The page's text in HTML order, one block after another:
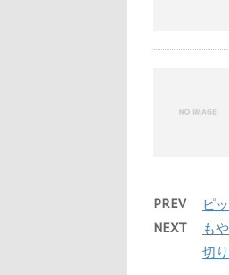
PREV ピ
NEXT
も
切